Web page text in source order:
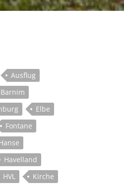
Ausflug
Barnim
Elbe
Fontane
Havelland
HVL Kirche